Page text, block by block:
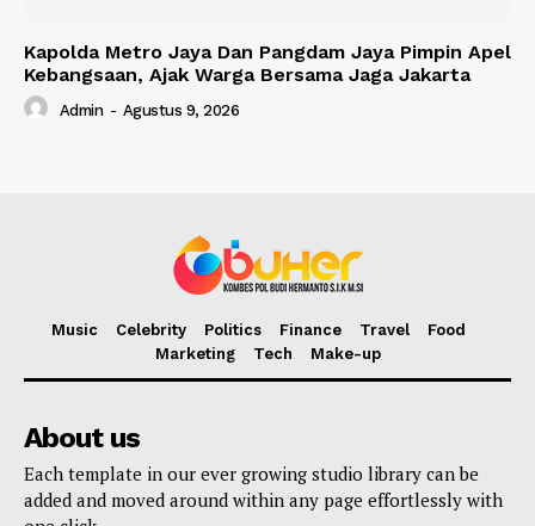
Kapolda Metro Jaya Dan Pangdam Jaya Pimpin Apel
Kebangsaan, Ajak Warga Bersama Jaga Jakarta
Admin - Agustus 9, 2026
Music Celebrity Politics Finance Travel
Food
Marketing
Tech Make-up
About us
Each template in our ever growing studio library can be
added and moved around within any page effortlessly with